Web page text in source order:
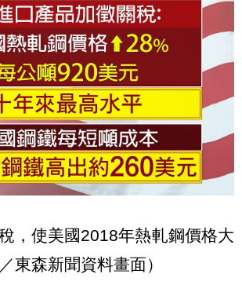
，使美國2018年熱軋鋼價格大
東森新聞資料畫面）